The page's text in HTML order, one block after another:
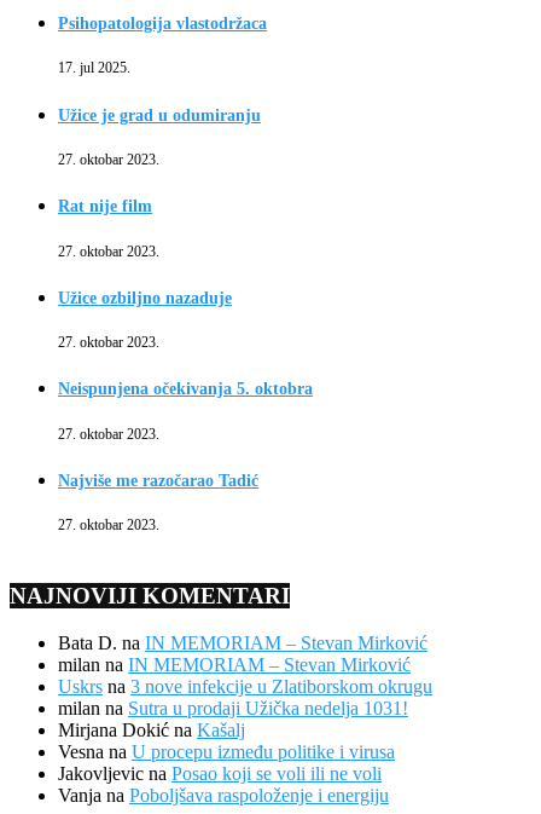
Psihopatologija vlastodržaca
17. jul 2025.
Užice je grad u odumiranju
27. oktobar 2023.
Rat nije film
27. oktobar 2023.
Užice ozbiljno nazaduje
27. oktobar 2023.
Neispunjena očekivanja 5. oktobra
27. oktobar 2023.
Najviše me razočarao Tadić
27. oktobar 2023.
NAJNOVIJI KOMENTARI
Bata D. na IN MEMORIAM – Stevan Mirković
milan na IN MEMORIAM – Stevan Mirković
Uskrs na 3 nove infekcije u Zlatiborskom okrugu
milan na Sutra u prodaji Užička nedelja 1031!
Mirjana Dokić na Kašalj
Vesna na U procepu između politike i virusa
Jakovljevic na Posao koji se voli ili ne voli
Vanja na Poboljšava raspoloženje i energiju